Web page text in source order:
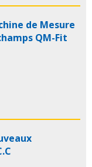
de Mesure
QM-Fit